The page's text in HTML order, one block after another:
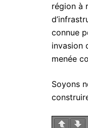
région à
connue
invasion
menée
Soyons